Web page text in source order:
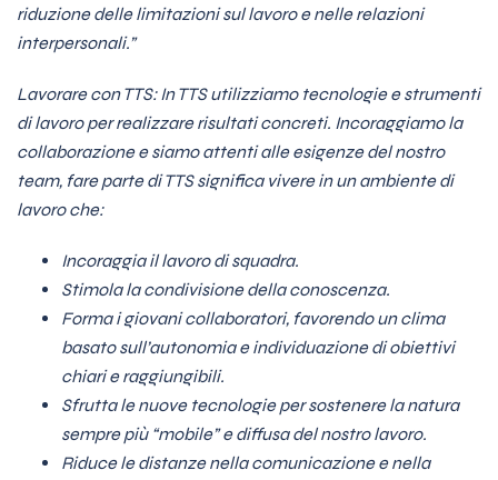
riduzione delle limitazioni sul lavoro e nelle relazioni
interpersonali.”
Lavorare con TTS: In TTS utilizziamo tecnologie e strumenti
di lavoro per realizzare risultati concreti. Incoraggiamo la
collaborazione e siamo attenti alle esigenze del nostro
team, fare parte di TTS significa vivere in un ambiente di
lavoro che:
Incoraggia il lavoro di squadra.
Stimola la condivisione della conoscenza.
Forma i giovani collaboratori, favorendo un clima
basato sull’autonomia e individuazione di obiettivi
chiari e raggiungibili.
Sfrutta le nuove tecnologie per sostenere la natura
sempre più “mobile” e diffusa del nostro lavoro.
Riduce le distanze nella comunicazione e nella